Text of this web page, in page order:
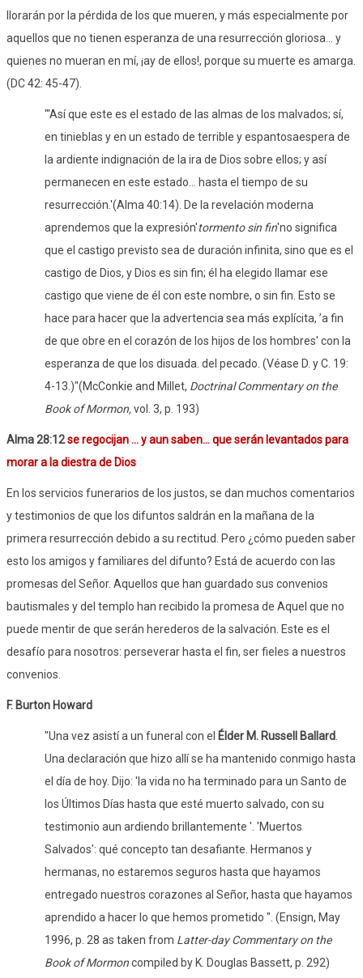
llorarán por la pérdida de los que mueren, y más especialmente por
aquellos que no tienen esperanza de una resurrección gloriosa... y
quienes no mueran en mí, ¡ay de ellos!, porque su muerte es amarga.
(DC 42: 45-47).
"'Así que este es el estado de las almas de los malvados; sí,
en tinieblas y en un estado de terrible y espantosaespera de
la ardiente indignación de la ira de Dios sobre ellos; y así
permanecen en este estado... hasta el tiempo de su
resurrección.'(Alma 40:14). De la revelación moderna
aprendemos que la expresión'tormento sin fin'no significa
que el castigo previsto sea de duración infinita, sino que es el
castigo de Dios, y Dios es sin fin; él ha elegido llamar ese
castigo que viene de él con este nombre, o sin fin. Esto se
hace para hacer que la advertencia sea más explícita, ’a fin
de que obre en el corazón de los hijos de los hombres' con la
esperanza de que los disuada. del pecado. (Véase D. y C. 19:
4-13.)"(McConkie and Millet, Doctrinal Commentary on the
Book of Mormon,vol. 3, p. 193)
Alma 28:12se regocijan ... y aun saben... que serán levantados para
morar a la diestra de Dios
En los servicios funerarios de los justos, se dan muchos comentarios
y testimonios de que los difuntos saldrán en la mañana de la
primera resurrección debido a su rectitud. Pero ¿cómo pueden saber
esto los amigos y familiares del difunto? Está de acuerdo con las
promesas del Señor. Aquellos que han guardado sus convenios
bautismales y del templo han recibido la promesa de Aquel que no
puede mentir de que serán herederos de la salvación. Este es el
desafío para nosotros: perseverar hasta el fin, ser fieles a nuestros
convenios.
F. Burton Howard
"Una vez asistí a un funeral con el Élder M. Russell Ballard
Una declaración que hizo allí se ha mantenido conmigo hasta
el día de hoy. Dijo: 'la vida no ha terminado para un Santo de
los Últimos Días hasta que esté muerto salvado, con su
testimonio aun ardiendo brillantemente '. 'Muertos
Salvados': qué concepto tan desafiante. Hermanos y
hermanas, no estaremos seguros hasta que hayamos
entregado nuestros corazones al Señor, hasta que hayamos
aprendido a hacer lo que hemos prometido ". (Ensign, May
1996, p. 28 as taken from Latter-day Commentary on the
Book of Mormoncompiled by K. Douglas Bassett, p. 292)